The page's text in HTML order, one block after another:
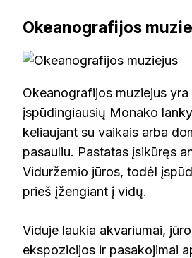
Okeanografijos
Okeanografijos muziejus yra
įspūdingiausių Monako
keliaujant su vaikais arba
pasauliu. Pastatas įsikūręs
Viduržemio jūros, todėl
prieš įžengiant į vidų.
Viduje laukia akvariumai,
ekspozicijos ir pasakojimai